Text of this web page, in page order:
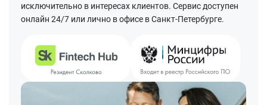
исключительно в интересах клиентов. Сервис доступен
онлайн 24/7 или лично в офисе в Санкт-Петербурге.